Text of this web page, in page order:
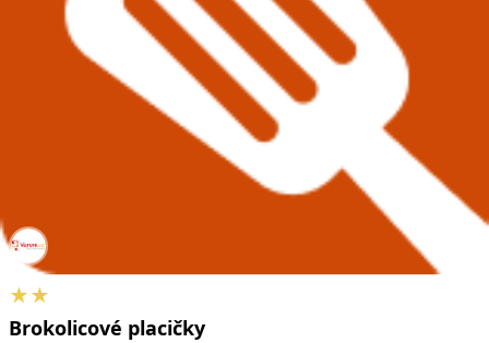
★★
Brokolicové placičky